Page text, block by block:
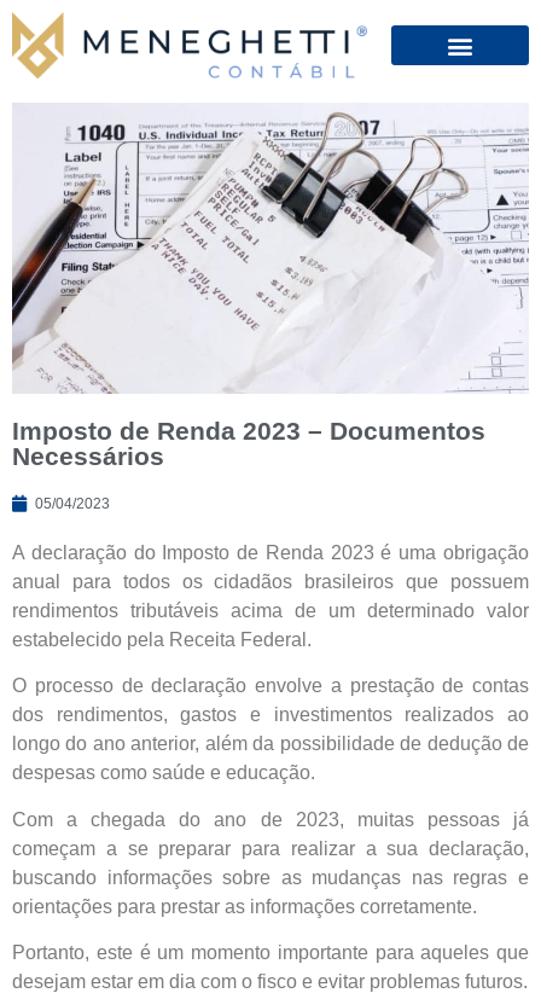
Imposto de Renda 2023 – Documentos
Necessários
05/04/2023
A declaração do Imposto de Renda 2023 é uma obrigação
anual para todos os cidadãos brasileiros que possuem
rendimentos tributáveis acima de um determinado valor
estabelecido pela Receita Federal.
O processo de declaração envolve a prestação de contas
dos rendimentos, gastos e investimentos realizados ao
longo do ano anterior, além da possibilidade de dedução de
despesas como saúde e educação.
Com a chegada do ano de 2023, muitas pessoas já
começam a se preparar para realizar a sua declaração,
buscando informações sobre as mudanças nas regras e
orientações para prestar as informações corretamente.
Portanto, este é um momento importante para aqueles que
desejam estar em dia com o fisco e evitar problemas futuros.